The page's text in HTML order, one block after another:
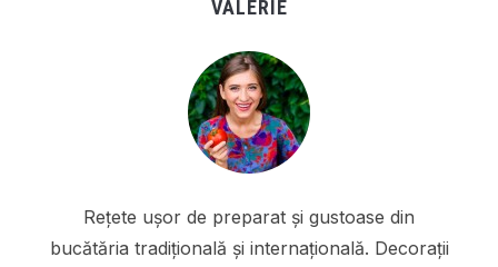
VALERIE
Rețete ușor de preparat și gustoase din
bucătăria tradițională și internațională. Decorații